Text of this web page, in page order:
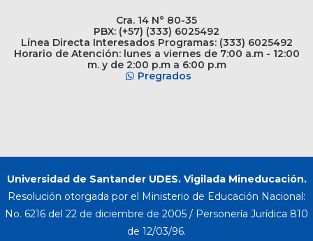
Cra. 14 N° 80-35
PBX: (+57) (333) 6025492
Línea Directa Interesados Programas: (333) 6025492
Horario de Atención: lunes a viernes de 7:00 a.m - 12:00
m. y de 2:00 p.m a 6:00 p.m
Pregrados
Universidad de Santander UDES. Vigilada Mineducación.
Resolución otorgada por el Ministerio de Educación Nacional:
No. 6216 del 22 de diciembre de 2005 / Personería Jurídica 810
de 12/03/96.